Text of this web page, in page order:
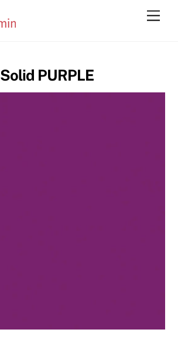
Solid PURPLE